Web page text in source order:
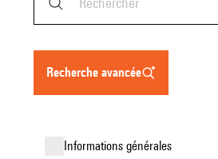
recherche avancée
informations générales